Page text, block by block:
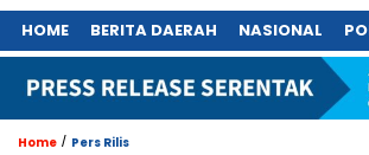
HOME BERITA DAERAH NASIONAL
Home / Pers Rilis